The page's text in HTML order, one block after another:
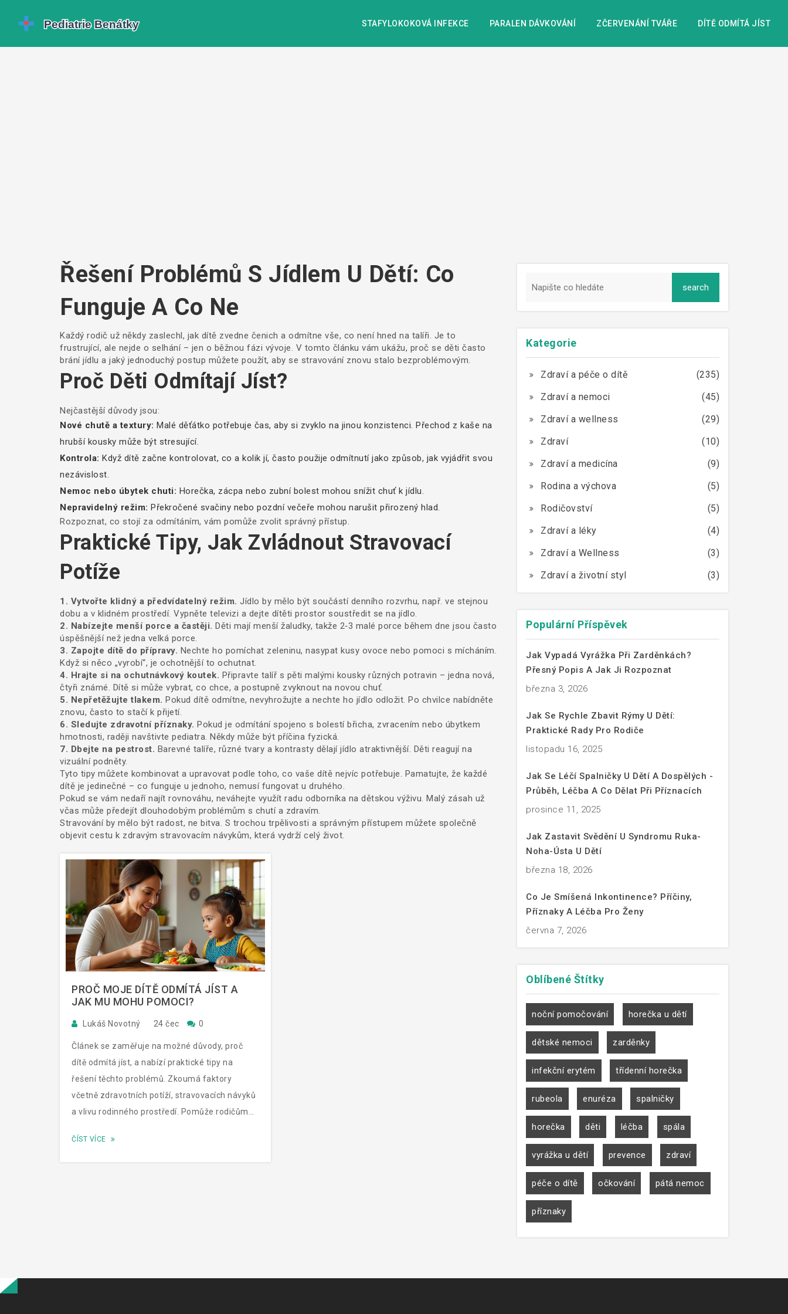
STAFYLOKOKOVÁ INFEKCE PARALEN DÁVKOVÁNÍ ZČERVENÁNÍ TVÁŘE DÍTĚ ODMÍTÁ JÍST
Řešení Problémů S Jídlem U Dětí: Co
Funguje A Co Ne
Každý rodič už někdy zaslechl, jak dítě zvedne čenich a odmítne vše, co není hned na talíři. Je to
frustrující, ale nejde o selhání – jen o běžnou fázi vývoje. V tomto článku vám ukážu, proč se děti často
brání jídlu a jaký jednoduchý postup můžete použít, aby se stravování znovu stalo bezproblémovým.
Proč Děti Odmítají Jíst?
Nejčastější důvody jsou:
Nové chutě a textury: Malé děťátko potřebuje čas, aby si zvyklo na jinou konzistenci. Přechod z kaše na
hrubší kousky může být stresující.
Kontrola: Když dítě začne kontrolovat, co a kolik jí, často použije odmítnutí jako způsob, jak vyjádřit svou
nezávislost.
Nemoc nebo úbytek chuti: Horečka, zácpa nebo zubní bolest mohou snížit chuť k jídlu.
Nepravidelný režim: Překročené svačiny nebo pozdní večeře mohou narušit přirozený hlad.
Rozpoznat, co stojí za odmítáním, vám pomůže zvolit správný přístup.
Praktické Tipy, Jak Zvládnout Stravovací
Potíže
1. Vytvořte klidný a předvídatelný režim. Jídlo by mělo být součástí denního rozvrhu, např. ve stejnou
dobu a v klidném prostředí. Vypněte televizi a dejte dítěti prostor soustředit se na jídlo.
2. Nabízejte menší porce a častěji. Děti mají menší žaludky, takže 2‑3 malé porce během dne jsou často
úspěšnější než jedna velká porce.
3. Zapojte dítě do přípravy. Nechte ho pomíchat zeleninu, nasypat kusy ovoce nebo pomoci s mícháním.
Když si něco „vyrobí“, je ochotnější to ochutnat.
4. Hrajte si na ochutnávkový koutek. Připravte talíř s pěti malými kousky různých potravin – jedna nová,
čtyři známé. Dítě si může vybrat, co chce, a postupně zvyknout na novou chuť.
5. Nepřetěžujte tlakem. Pokud dítě odmítne, nevyhrožujte a nechte ho jídlo odložit. Po chvilce nabídněte
znovu, často to stačí k přijetí.
6. Sledujte zdravotní příznaky. Pokud je odmítání spojeno s bolestí břicha, zvracením nebo úbytkem
hmotnosti, raději navštivte pediatra. Někdy může být příčina fyzická.
7. Dbejte na pestrost. Barevné talíře, různé tvary a kontrasty dělají jídlo atraktivnější. Děti reagují na
vizuální podněty.
Tyto tipy můžete kombinovat a upravovat podle toho, co vaše dítě nejvíc potřebuje. Pamatujte, že každé
dítě je jedinečné – co funguje u jednoho, nemusí fungovat u druhého.
Pokud se vám nedaří najít rovnováhu, neváhejte využít radu odborníka na dětskou výživu. Malý zásah už
včas může předejít dlouhodobým problémům s chutí a zdravím.
Stravování by mělo být radost, ne bitva. S trochou trpělivosti a správným přístupem můžete společně
objevit cestu k zdravým stravovacím návykům, která vydrží celý život.
PROČ MOJE DÍTĚ ODMÍTÁ JÍST A
JAK MU MOHU POMOCI?
Lukáš Novotný 24 čec 0
Článek se zaměřuje na možné důvody, proč
dítě odmítá jíst, a nabízí praktické tipy na
řešení těchto problémů. Zkoumá faktory
včetně zdravotních potíží, stravovacích návyků
a vlivu rodinného prostředí. Pomůže rodičům
návyky u dětí a vytvořit pozitivní vztah k jídlu.
ČÍST VÍCE
Kategorie
Zdraví a péče o dítě
(235)
Zdraví a nemoci
(45)
Zdraví a wellness
(29)
Zdraví
(10)
Zdraví a medicína
(9)
Rodina a výchova
(5)
Rodičovství
(5)
Zdraví a léky
(4)
Zdraví a Wellness
(3)
Zdraví a životní styl
(3)
Populární Příspěvek
Jak Vypadá Vyrážka Při Zarděnkách?
Přesný Popis A Jak Ji Rozpoznat
března 3, 2026
Jak Se Rychle Zbavit Rýmy U Dětí:
Praktické Rady Pro Rodiče
listopadu 16, 2025
Jak Se Léčí Spalničky U Dětí A Dospělých -
Průběh, Léčba A Co Dělat Při Příznacích
prosince 11, 2025
Jak Zastavit Svědění U Syndromu Ruka-
Noha-Ústa U Dětí
března 18, 2026
Co Je Smíšená Inkontinence? Příčiny,
Příznaky A Léčba Pro Ženy
června 7, 2026
Oblíbené Štítky
noční pomočování horečka u dětí
dětské nemoci zarděnky
infekční erytém třídenní horečka
rubeola enuréza spalničky
horečka děti léčba spála
vyrážka u dětí prevence zdraví
péče o dítě očkování pátá nemoc
příznaky